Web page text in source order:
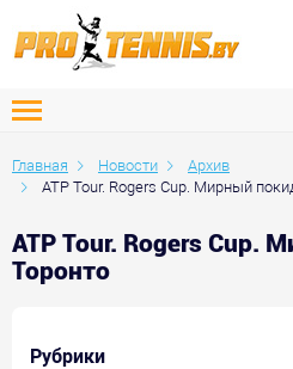
Главная Новости
Архив
ATP Tour. Rogers Cup. Мирный
ATP Tour. Rogers Cup.
Торонто
Рубрики